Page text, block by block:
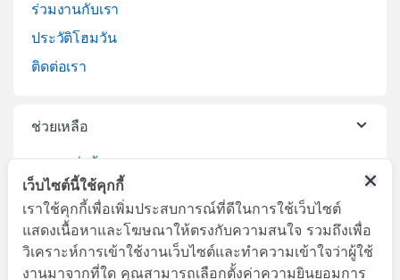
ร่วมงานกับเรา
ประวัติโฮมวัน
ติดต่อเรา
ช่วยเหลือ
บริการจัดส่งสินค้า
เปลี่ยนคืนสินค้า
เว็บไซต์นี้ใช้คุกกี้
เราใช้คุกกี้เพื่อเพิ่มประสบการณ์ที่ดีในการใช้เว็บไซต์
แสดงเนื้อหาและโฆษณาให้ตรงกับความสนใจ รวมถึงเพื่อ
วิเคราะห์การเข้าใช้งานเว็บไซต์และทำความเข้าใจว่าผู้ใช้
งานมาจากที่ใด คุณสามารถเลือกตั้งค่าความยินยอมการ